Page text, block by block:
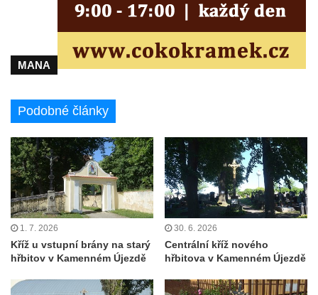
Kříž u domu čp. 23 v Pulečném
Kříž u rozcestí u domu čp. 53 v Maršovicích
Centrální kříž hřbitova v Krásné u Pěnčína
zámku v Teplicích nad Metují
nad Metují
Kříž před kostelem Panny Marie Pomocné v
Teplicích nad Metují
Kříž na hřbitově v Teplicích nad Metují
Boží muka nad pramenem U svatého
Antoníčka v Teplicích nad Metují
Polici nad Metují
MANA
Podobné články
1. 7. 2026
Kříž u vstupní brány na starý
hřbitov v Kamenném Újezdě
30. 6. 2026
Centrální kříž nového
hřbitova v Kamenném Újezdě